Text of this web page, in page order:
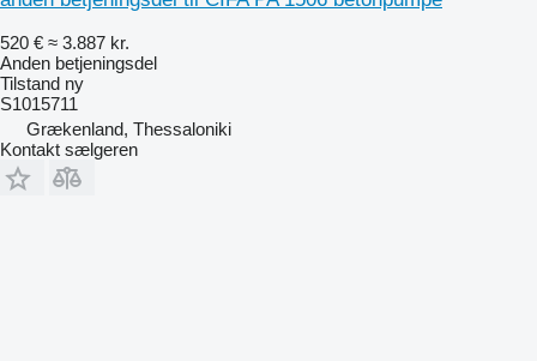
520 € ≈ 3.887 kr.
Anden betjeningsdel
Tilstand ny
S1015711
Grækenland, Thessaloniki
Kontakt sælgeren